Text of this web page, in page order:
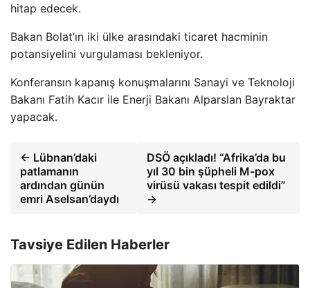
hitap edecek.
Bakan Bolat’ın iki ülke arasındaki ticaret hacminin
potansiyelini vurgulaması bekleniyor.
Konferansın kapanış konuşmalarını Sanayi ve Teknoloji
Bakanı Fatih Kacır ile Enerji Bakanı Alparslan Bayraktar
yapacak.
← Lübnan’daki
patlamanın
ardından günün
emri Aselsan’daydı
DSÖ açıkladı! “Afrika’da bu
yıl 30 bin şüpheli M-pox
virüsü vakası tespit edildi”
→
Tavsiye Edilen Haberler